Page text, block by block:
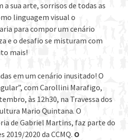
a sua arte, sorrisos de todas as
linguagem visual o
para compor um cenário
e o desafio se misturam com
mais!
em um cenário inusitado! O
com Carollini Marafigo,
às 12h30, na Travessa dos
Mario Quintana. O
de Gabriel Martins, faz parte do
2019/2020 da CCMQ. O